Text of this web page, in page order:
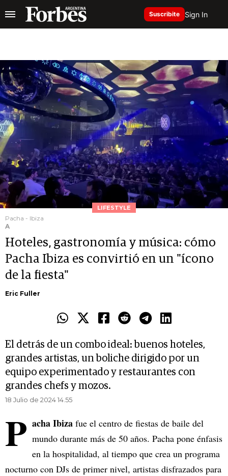
Suscribite Sign In
LIFESTYLE
Pacha - Ibiza
A
Hoteles, gastronomía y música: cómo
Pacha Ibiza es convirtió en un "ícono
de la fiesta"
Eric Fuller
El detrás de un combo ideal: buenos hoteles,
grandes artistas, un boliche dirigido por un
equipo experimentado y restaurantes con
grandes chefs y mozos.
18 Julio de 2024 14.55
P acha Ibiza fue el centro de fiestas de baile del
mundo durante más de 50 años. Pacha pone énfasis
en la hospitalidad, al tiempo que crea un programa
nocturno con DJs de primer nivel, artistas disfrazados para